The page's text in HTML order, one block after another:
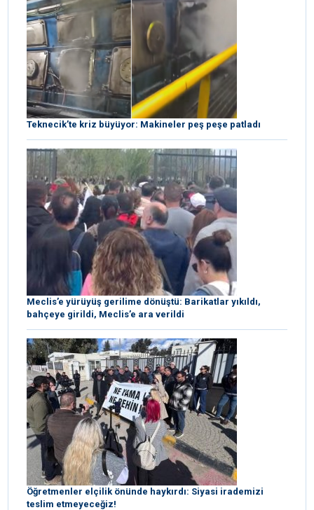
Teknecik’te kriz büyüyor: Makineler peş peşe patladı
Meclis’e yürüyüş gerilime dönüştü: Barikatlar yıkıldı,
bahçeye girildi, Meclis’e ara verildi
Öğretmenler elçilik önünde haykırdı: Siyasi irademizi
teslim etmeyeceğiz!